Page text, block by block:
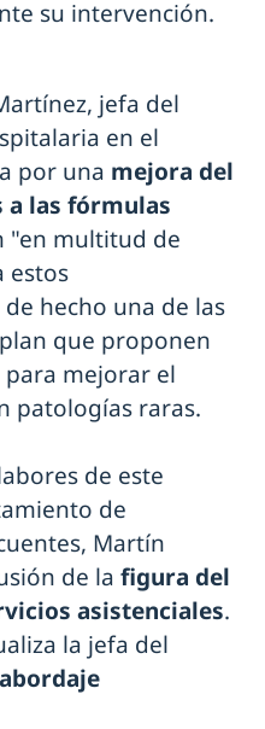
jefa del
en el
por una mejora del
a las fórmulas
"en multitud de
estos
hecho una de las
que proponen
mejorar el
patologías raras.
de este
de
Martín
de la figura del
asistenciales.
la jefa del
abordaje